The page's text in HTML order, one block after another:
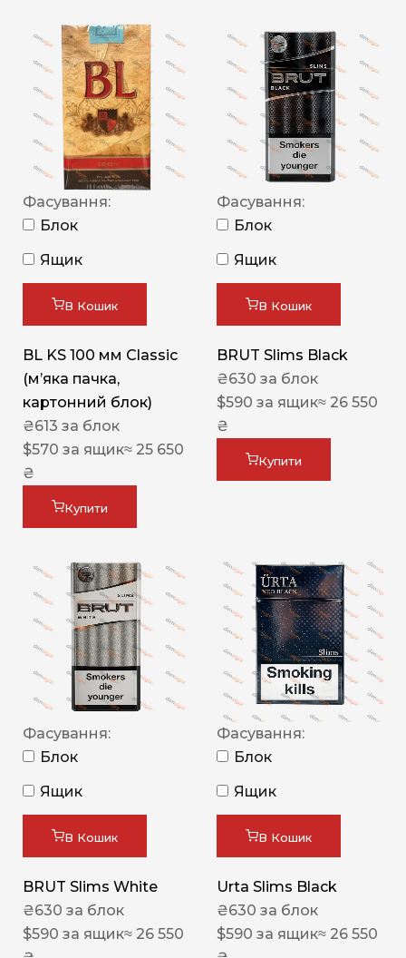
Фасування:
Блок
Ящик
В Кошик
BL KS 100 мм Classic
(м’яка пачка,
картонний блок)
₴613 за блок
$570 за ящик≈ 25 650
₴
Купити
Фасування:
Блок
Ящик
В Кошик
BRUT Slims Black
₴630 за блок
$590 за ящик≈ 26 550
₴
Купити
Фасування:
Блок
Ящик
В Кошик
BRUT Slims White
₴630 за блок
$590 за ящик≈ 26 550
Фасування:
Блок
Ящик
В Кошик
Urta Slims Black
₴630 за блок
$590 за ящик≈ 26 550